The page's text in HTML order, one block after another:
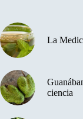
La
ciencia